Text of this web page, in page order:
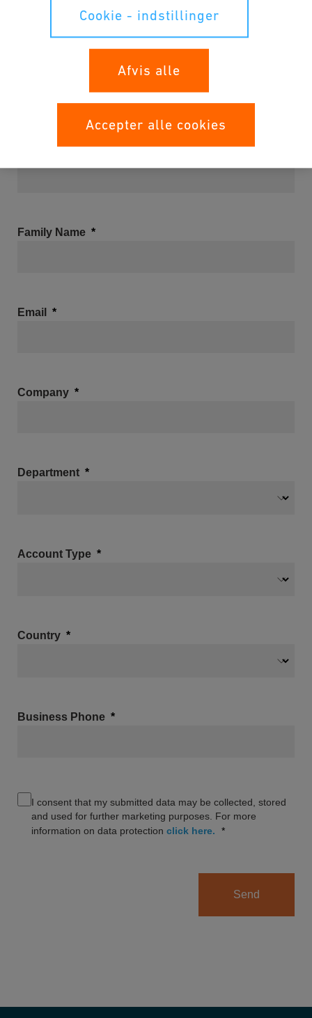
Family Name
Email
Company
Department
Account Type
Country
Business Phone
I consent that my submitted data may be collected, stored
and used for further marketing purposes. For more
information on data protection click here.
Send
Cookie - indstillinger
Afvis alle
Accepter alle cookies